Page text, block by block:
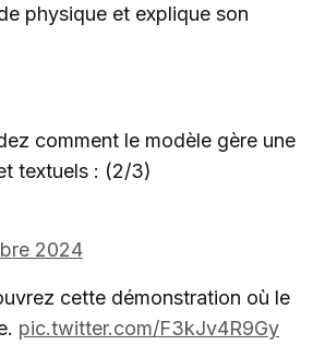
physique et explique son
comment le modèle gère une
textuels : (2/3)
2024
cette démonstration où le
pic.twitter.com/F3kJv4R9Gy